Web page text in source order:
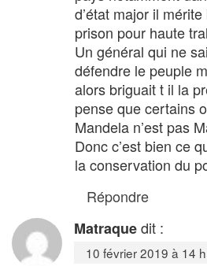
d’état major il
prison pour haute
Un général qui ne
défendre le peuple
alors briguait t il la
pense que certains
Mandela n’est pas
Donc c’est bien ce
la conservation du
Répondre
Matraquedit :
10 février 2019 à 14